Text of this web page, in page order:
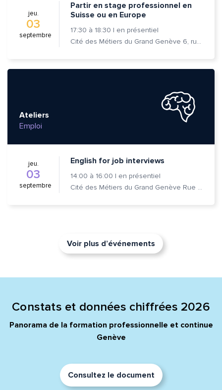
jeu.
03
septembre
Partir en stage professionnel en
Suisse ou en Europe
17:30 à 18:30 | en présentiel
Cité des Métiers du Grand Genève 6, rue Prévost-Martin 1205 Genève
Ateliers
Emploi
jeu.
03
septembre
English for job interviews
14:00 à 16:00 | en présentiel
Cité des Métiers du Grand Genève Rue Prévost-Martin 6 1205 Genève
Voir plus d’événements
Constats et données chiffrées 2026
Panorama de la formation professionnelle et continue
Genève
Consultez le document